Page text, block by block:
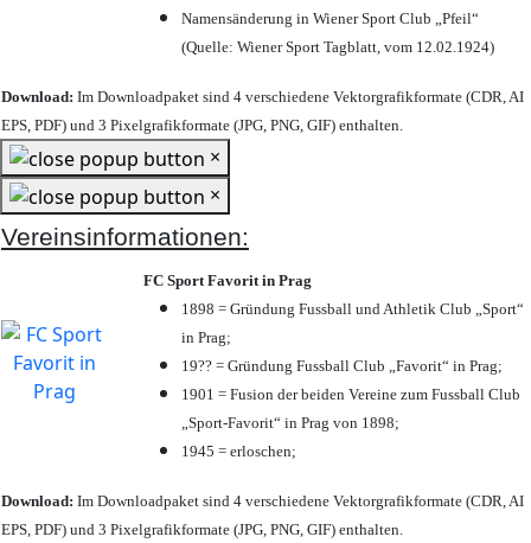
Namensänderung in Wiener Sport Club „Pfeil“
(Quelle: Wiener Sport Tagblatt, vom 12.02.1924)
Download: Im Downloadpaket sind 4 verschiedene Vektorgrafikformate (CDR, AI
EPS, PDF) und 3 Pixelgrafikformate (JPG, PNG, GIF) enthalten.
×
×
Vereinsinformationen:
FC Sport Favorit in Prag
1898 = Gründung Fussball und Athletik Club „Sport“
in Prag;
19?? = Gründung Fussball Club „Favorit“ in Prag;
1901 = Fusion der beiden Vereine zum Fussball Club
„Sport-Favorit“ in Prag von 1898;
1945 = erloschen;
Download: Im Downloadpaket sind 4 verschiedene Vektorgrafikformate (CDR, AI
EPS, PDF) und 3 Pixelgrafikformate (JPG, PNG, GIF) enthalten.